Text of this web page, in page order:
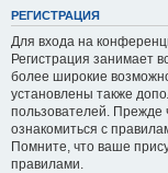
РЕГИСТРАЦИЯ
Для входа на
Регистрация занимает
более широкие
установлены также
пользователей. Прежде
ознакомиться с
Помните, что ваше
правилами.